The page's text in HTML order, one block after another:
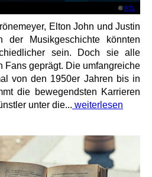
©RTL
Elton John und Justin
der Musikgeschichte könnten
sein. Doch sie alle
Fans geprägt. Die umfangreiche
von den 1950er Jahren bis in
die bewegendsten Karrieren
unter die... weiterlesen